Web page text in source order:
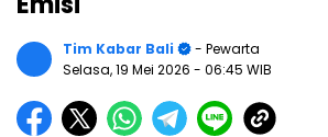
Tim Kabar Bali
- Pewarta
Selasa, 19 Mei 2026 - 06:45 WIB